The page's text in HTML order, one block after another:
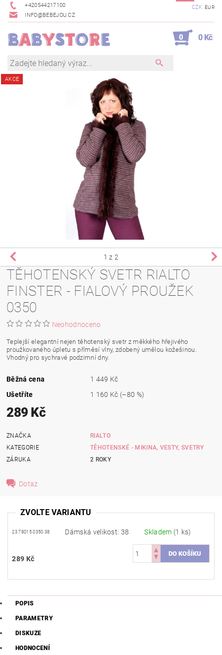
+420544217100
INFO@BEBEJOU.CZ
CZK EUR
0 0 Kč
AKCE
1 z 2
TĚHOTENSKÝ SVETR RIALTO
FINSTER - FIALOVÝ PROUŽEK
0350
Neohodnoceno
Teplejší elegantní nejen těhotenský svetr z měkkého hřejivého
proužkovaného úpletu s příměsí vlny, zdobený umělou kožešinou.
Vhodný pro sychravé podzimní dny.
Běžná cena
1 449 Kč
Ušetříte
1 160 Kč (–80 %)
289 Kč
ZNAČKA
RIALTO
KATEGORIE
TĚHOTENSKÉ - MIKINA, VESTY, SVETRY
ZÁRUKA
2 ROKY
Dotaz
ZVOLTE VARIANTU
23.78015.0350.38 Dámská velikost: 38 Skladem (1 ks)
289 Kč
POPIS
PARAMETRY
DISKUZE
HODNOCENÍ